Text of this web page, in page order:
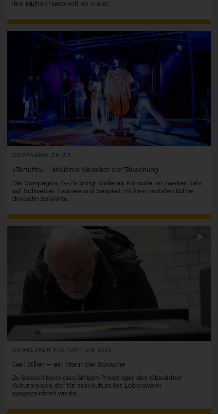
ihre Mythen humorvoll ins Visier.
COMPAGNIA ZA-ZÀ
«Tartuffe» – Molières Klassiker der Täuschung
Die Compagnia Za-Zà bringt Molières Komödie im zweiten Jahr
auf Schweizer Tournee und bespielt mit ihrer mobilen Bühne
dreizehn Spielorte.
OBWALDNER KULTURPREIS 2025
Geri Dillier – ein Mann der Sprache
Zu Besuch beim diesjährigen Preisträger des Obwaldner
Kulturpreises, der für sein kulturelles Lebenswerk
ausgezeichnet wurde.